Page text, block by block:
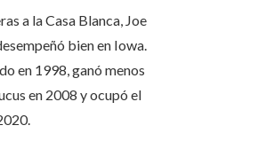
a la Casa Blanca, Joe
bien en Iowa.
en 1998, ganó menos
en 2008 y ocupó el